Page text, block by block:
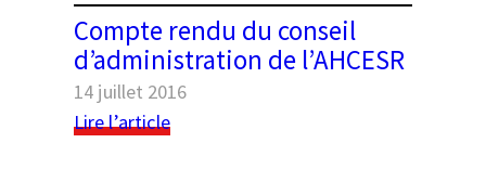
à
l’histoire
du
Moyen-
Orient
Compte rendu du conseil
d’administration de l’AHCESR
14 juillet 2016
Lire l’article: